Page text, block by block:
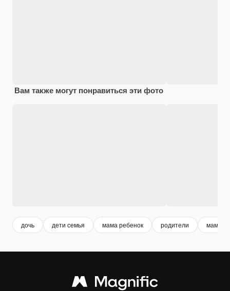
Вам также могут понравиться эти фото
дочь дети семья мама ребенок родители мама